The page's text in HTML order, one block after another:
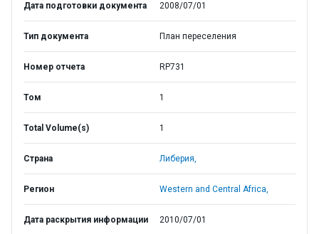
Дата подготовки документа 2008/07/01
Тип документа План переселения
Номер отчета RP731
Том 1
Total Volume(s) 1
Страна Либерия,
Регион Western and Central Africa,
Дата раскрытия информации 2010/07/01